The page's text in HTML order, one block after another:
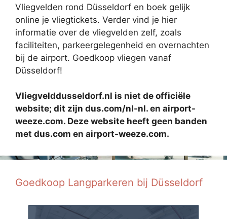
Vliegvelden rond Düsseldorf en boek gelijk
online je vliegtickets. Verder vind je hier
informatie over de vliegvelden zelf, zoals
faciliteiten, parkeergelegenheid en overnachten
bij de airport. Goedkoop vliegen vanaf
Düsseldorf!
Vliegvelddusseldorf.nl is niet de officiële
website; dit zijn dus.com/nl-nl. en airport-
weeze.com. Deze website heeft geen banden
met dus.com en airport-weeze.com.
Goedkoop Langparkeren bij Düsseldorf